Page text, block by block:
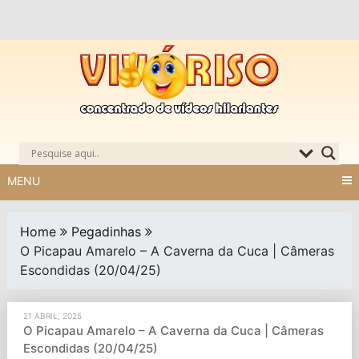
MENU
Home
Pegadinhas
O Picapau Amarelo – A Caverna da Cuca | Câmeras
Escondidas (20/04/25)
21 ABRIL, 2025
O Picapau Amarelo – A Caverna da Cuca | Câmeras
Escondidas (20/04/25)